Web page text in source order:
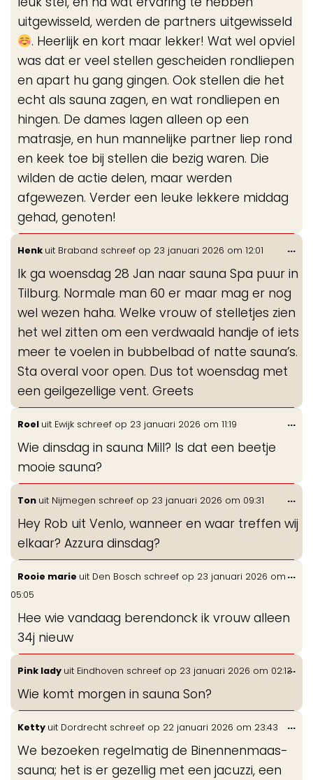
uitgewisseld, werden de partners uitgewisseld
. Heerlijk en kort maar lekker! Wat wel opviel
was dat er veel stellen gescheiden rondliepen
en apart hu gang gingen. Ook stellen die het
echt als sauna zagen, en wat rondliepen en
hingen. De dames lagen alleen op een
matrasje, en hun mannelijke partner liep rond
en keek toe bij stellen die bezig waren. Die
wilden de actie delen, maar werden
afgewezen. Verder een leuke lekkere middag
gehad, genoten!
Henk uit Braband schreef op 23 januari 2026 om 12:01
Ik ga woensdag 28 Jan naar sauna Spa puur in
Tilburg. Normale man 60 er maar mag er nog
wel wezen haha. Welke vrouw of stelletjes zien
het wel zitten om een verdwaald handje of iets
meer te voelen in bubbelbad of natte sauna’s.
Sta overal voor open. Dus tot woensdag met
een geilgezellige vent. Greets
...
Roel uit Ewijk schreef op 23 januari 2026 om 11:19
Wie dinsdag in sauna Mill? Is dat een beetje
mooie sauna?
...
Ton uit Nijmegen schreef op 23 januari 2026 om 09:31
Hey Rob uit Venlo, wanneer en waar treffen wij
elkaar? Azzura dinsdag?
...
Rooie marie uit Den Bosch schreef op 23 januari 2026 om
05:05
Hee wie vandaag berendonck ik vrouw alleen
34j nieuw
...
Pink lady uit Eindhoven schreef op 23 januari 2026 om 02:13
Wie komt morgen in sauna Son?
...
Ketty uit Dordrecht schreef op 22 januari 2026 om 23:43
We bezoeken regelmatig de Binennenmaas-
sauna; het is er gezellig met een jacuzzi, een
...